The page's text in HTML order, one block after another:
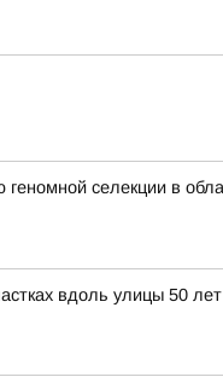
селекции в
вдоль улицы 50